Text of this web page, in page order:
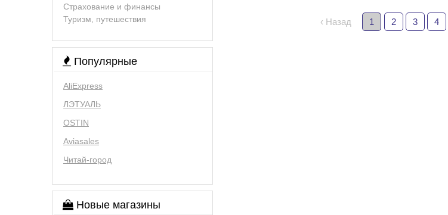
Страхование и финансы
Туризм, путешествия
Популярные
AliExpress
ЛЭТУАЛЬ
OSTIN
Aviasales
Читай-город
Новые магазины
‹ Назад 1 2 3 4